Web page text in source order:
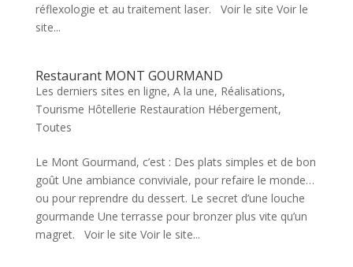
réflexologie et au traitement laser. Voir le site Voir le
site...
Restaurant MONT GOURMAND
Les derniers sites en ligne, A la une, Réalisations,
Tourisme Hôtellerie Restauration Hébergement,
Toutes
Le Mont Gourmand, c’est : Des plats simples et de bon
goût Une ambiance conviviale, pour refaire le monde…
ou pour reprendre du dessert. Le secret d’une louche
gourmande Une terrasse pour bronzer plus vite qu’un
magret. Voir le site Voir le site...